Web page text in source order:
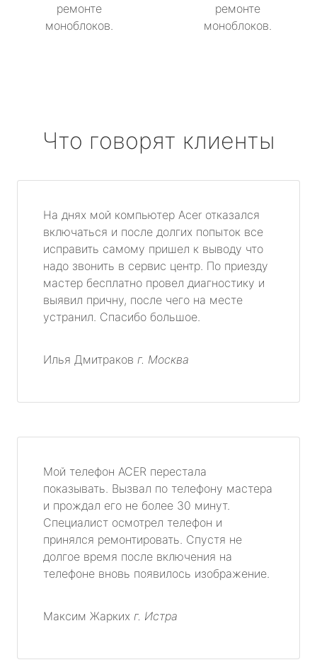
ремонте
моноблоков.
ремонте
моноблоков.
Что говорят клиенты
На днях мой компьютер Acer отказался
включаться и после долгих попыток все
исправить самому пришел к выводу что
надо звонить в сервис центр. По приезду
мастер бесплатно провел диагностику и
выявил причну, после чего на месте
устранил. Спасибо большое.
Илья Дмитраков г. Москва
Мой телефон ACER перестала
показывать. Вызвал по телефону мастера
и прождал его не более 30 минут.
Специалист осмотрел телефон и
принялся ремонтировать. Спустя не
долгое время после включения на
телефоне вновь появилось изображение.
Максим Жарких г. Истра